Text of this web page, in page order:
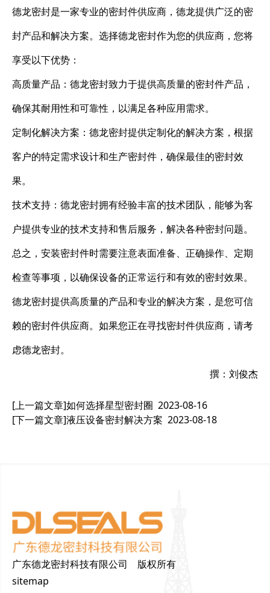
德龙密封是一家专业的密封件供应商，德龙提供广泛的密
封产品和解决方案。选择德龙密封作为您的供应商，您将
享受以下优势：
高质量产品：德龙密封致力于提供高质量的密封件产品，
确保其耐用性和可靠性，以满足各种应用需求。
定制化解决方案：德龙密封提供定制化的解决方案，根据
客户的特定需求设计和生产密封件，确保最佳的密封效
果。
技术支持：德龙密封拥有经验丰富的技术团队，能够为客
户提供专业的技术支持和售后服务，解决各种密封问题。
总之，安装密封件时需要注意表面准备、正确操作、定期
检查等事项，以确保设备的正常运行和有效的密封效果。
德龙密封提供高质量的产品和专业的解决方案，是您可信
赖的密封件供应商。如果您正在寻找密封件供应商，请考
虑德龙密封。
撰：刘俊杰
[上一篇文章]如何选择星型密封圈 2023-08-16
[下一篇文章]液压设备密封解决方案 2023-08-18
广东德龙密封科技有限公司 版权所有
sitemap